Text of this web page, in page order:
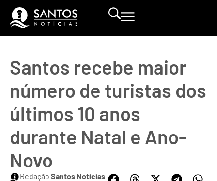
Santos recebe maior
número de turistas dos
últimos 10 anos
durante Natal e Ano-
Novo
Redação Santos Notícias